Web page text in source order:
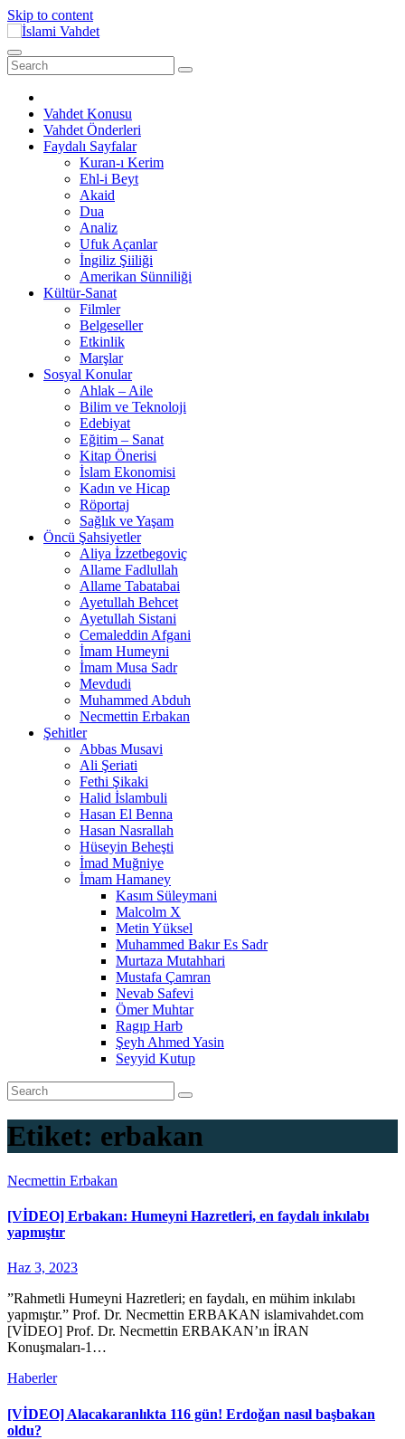
Skip to content
Vahdet Konusu
Vahdet Önderleri
Faydalı Sayfalar
Kuran-ı Kerim
Ehl-i Beyt
Akaid
Dua
Analiz
Ufuk Açanlar
İngiliz Şiiliği
Amerikan Sünniliği
Kültür-Sanat
Filmler
Belgeseller
Etkinlik
Marşlar
Sosyal Konular
Ahlak – Aile
Bilim ve Teknoloji
Edebiyat
Eğitim – Sanat
Kitap Önerisi
İslam Ekonomisi
Kadın ve Hicap
Röportaj
Sağlık ve Yaşam
Öncü Şahsiyetler
Aliya İzzetbegoviç
Allame Fadlullah
Allame Tabatabai
Ayetullah Behcet
Ayetullah Sistani
Cemaleddin Afgani
İmam Humeyni
İmam Musa Sadr
Mevdudi
Muhammed Abduh
Necmettin Erbakan
Şehitler
Abbas Musavi
Ali Şeriati
Fethi Şikaki
Halid İslambuli
Hasan El Benna
Hasan Nasrallah
Hüseyin Beheşti
İmad Muğniye
İmam Hamaney
Kasım Süleymani
Malcolm X
Metin Yüksel
Muhammed Bakır Es Sadr
Murtaza Mutahhari
Mustafa Çamran
Nevab Safevi
Ömer Muhtar
Ragıp Harb
Şeyh Ahmed Yasin
Seyyid Kutup
Etiket: erbakan
Necmettin Erbakan
[VİDEO] Erbakan: Humeyni Hazretleri, en faydalı inkılabı
yapmıştır
Haz 3, 2023
”Rahmetli Humeyni Hazretleri; en faydalı, en mühim inkılabı
yapmıştır.” Prof. Dr. Necmettin ERBAKAN islamivahdet.com
[VİDEO] Prof. Dr. Necmettin ERBAKAN’ın İRAN
Konuşmaları-1…
Haberler
[VİDEO] Alacakaranlıkta 116 gün! Erdoğan nasıl başbakan
oldu?